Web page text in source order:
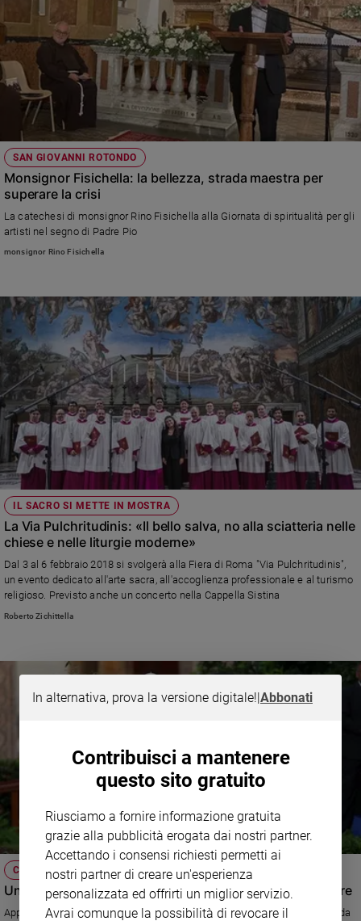
settimana
Migranti
Diversità
e
inclusione
Costume
Cultura
e
spettacoli
Sanremo
2026
Cinema,
streaming
Musica
Arte
Famiglia
educazione
Genitori
e
figli
Nonni
Coppia
giovani
Adolescenza
Vai
Riflessioni
Video
Podcast
Privacy
SAN GIOVANNI ROTONDO
Monsignor Fisichella: la bellezza, strada maestra per
superare la crisi
La catechesi di monsignor Rino Fisichella alla Giornata di spiritualità per gli
artisti nel segno di Padre Pio
monsignor Rino Fisichella
IL SACRO SI METTE IN MOSTRA
La Via Pulchritudinis: «Il bello salva, no alla sciatteria nelle
chiese e nelle liturgie moderne»
Dal 3 al 6 febbraio 2018 si svolgerà alla Fiera di Roma "Via Pulchritudinis",
un evento dedicato all'arte sacra, all'accoglienza professionale e al turismo
religioso. Previsto anche un concerto nella Cappella Sistina
Roberto Zichittella
CHIESA
Un minuto per la pace, oggi il mondo si ferma per pregare
Appuntamento alle 13. L'iniziativa varata nel ricordo dell'appello lanciato da
In alternativa, prova la versione digitale!|Abbonati
Contribuisci a mantenere
questo sito gratuito
Riusciamo a fornire informazione gratuita
grazie alla pubblicità erogata dai nostri partner.
Accettando i consensi richiesti permetti ai
nostri partner di creare un'esperienza
personalizzata ed offrirti un miglior servizio.
Avrai comunque la possibilità di revocare il